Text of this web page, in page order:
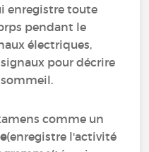
enregistre toute
pendant le
électriques,
pour décrire
comme un
(enregistre l'activité